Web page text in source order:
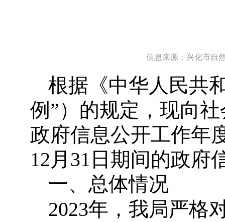
信息来源：兴化市自
根据《中华人民共
例”）的规定，现向
政府信息公开工作年
12月31日期间的政府
一、总体情况
2023年，我局严格